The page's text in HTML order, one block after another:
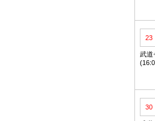
23
武道
30